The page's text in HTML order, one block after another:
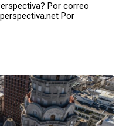
Por correo
Por